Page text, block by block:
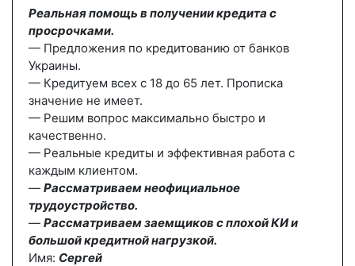
Реальная помощь в получении кредита с
просрочками.
— Предложения по кредитованию от банков
Украины.
— Кредитуем всех с 18 до 65 лет. Прописка
значение не имеет.
— Решим вопрос максимально быстро и
качественно.
— Реальные кредиты и эффективная работа с
каждым клиентом.
— Рассматриваем неофициальное
трудоустройство.
— Рассматриваем заемщиков с плохой КИ и
большой кредитной нагрузкой.
Имя: Сергей